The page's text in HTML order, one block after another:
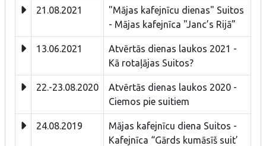
21.08.2021
"Mājas kafejnīcu dienas" Suitos
- Mājas kafejnīca "Janc’s Rijā”
13.06.2021
Atvērtās dienas laukos 2021 -
Kā rotaļājas Suitos?
22.-23.08.2020
Atvērtās dienas laukos 2020 -
Ciemos pie suitiem
24.08.2019
Mājas kafejnīcu diena Suitos -
Kafejnīca “Gārds kumāsīš suit’